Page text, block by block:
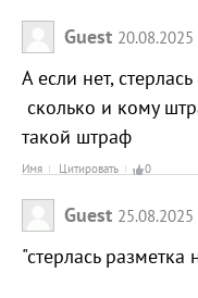
Guest 20.08.2025
А если нет,
сколько и кому
такой штраф
Имя Цитировать 0
Guest 25.08.2025
"стерлась